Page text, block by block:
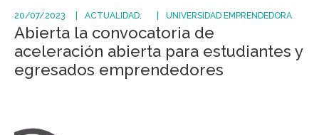
20/07/2023 ACTUALIDAD UNIVERSIDAD EMPRENDEDORA
Abierta la convocatoria de
aceleración abierta para estudiantes y
egresados emprendedores